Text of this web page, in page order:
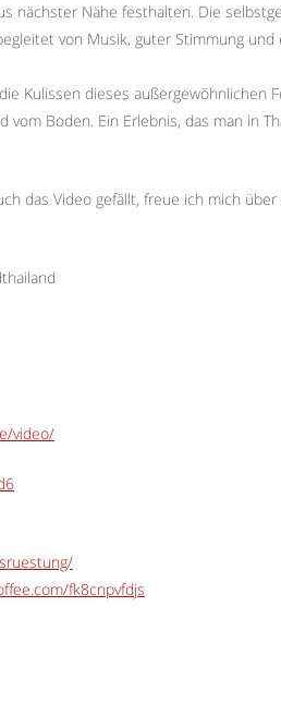
nächster Nähe festhalten. Die
von Musik, guter Stimmung und
Kulissen dieses außergewöhnlichen
Boden. Ein Erlebnis, das man in
das Video gefällt, freue ich mich über
video/
fk8cnpvfdjs